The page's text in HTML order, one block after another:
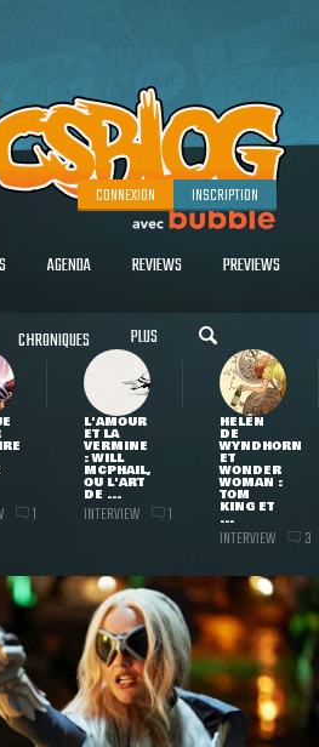
CONNEXION INSCRIPTION
AGENDA REVIEWS PREVIEWS
CHRONIQUES PLUS
1
L'AMOUR
ET LA
VERMINE
: WILL
MCPHAIL,
OU L'ART
DE ...
INTERVIEW 1
HELEN
DE
WYNDHORN
ET
WONDER
WOMAN :
TOM
KING ET
...
INTERVIEW 3